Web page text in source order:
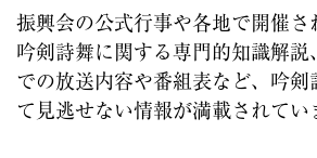
振興会の公式行事や各地で開催さ
吟剣詩舞に関する専門的知識解説
での放送内容や番組表など、吟剣
て見逃せない情報が満載されてい